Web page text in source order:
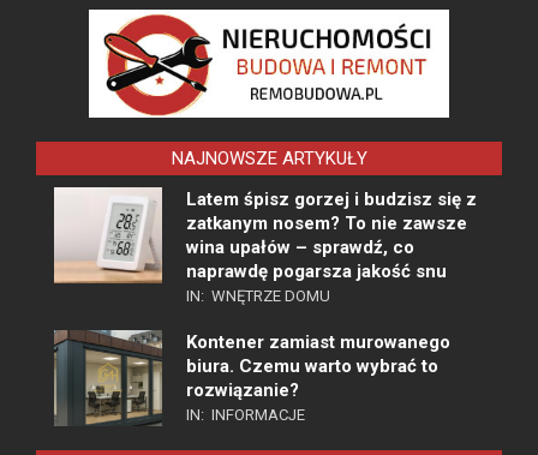
NAJNOWSZE ARTYKUŁY
Latem śpisz gorzej i budzisz się z
zatkanym nosem? To nie zawsze
wina upałów – sprawdź, co
naprawdę pogarsza jakość snu
IN: WNĘTRZE DOMU
Kontener zamiast murowanego
biura. Czemu warto wybrać to
rozwiązanie?
IN: INFORMACJE